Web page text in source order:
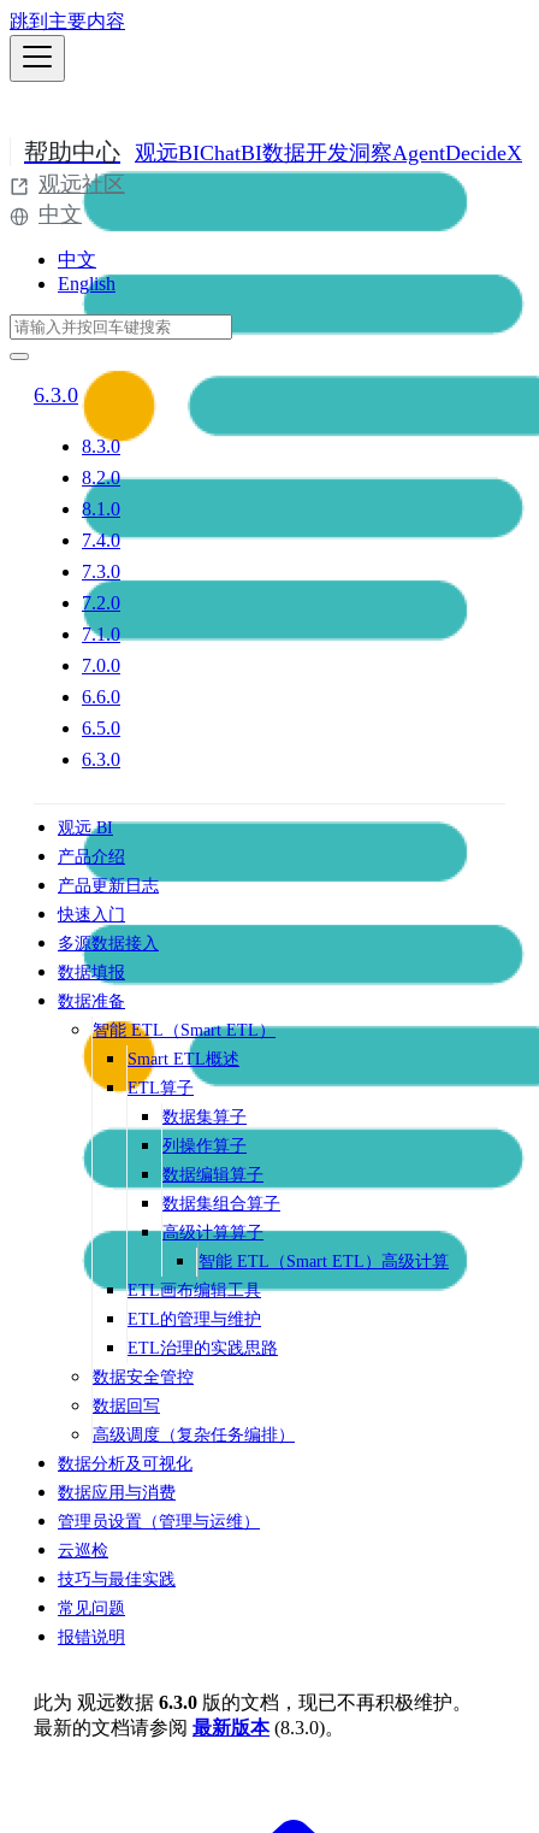
跳到主要内容
帮助中心 观远BIChatBI数据开发洞察AgentDecideX
观远社区
中文
中文
English
6.3.0
8.3.0
8.2.0
8.1.0
7.4.0
7.3.0
7.2.0
7.1.0
7.0.0
6.6.0
6.5.0
6.3.0
观远 BI
产品介绍
产品更新日志
快速入门
多源数据接入
数据填报
数据准备
智能 ETL（Smart ETL）
Smart ETL概述
ETL算子
数据集算子
列操作算子
数据编辑算子
数据集组合算子
高级计算算子
智能 ETL（Smart ETL）高级计算
ETL画布编辑工具
ETL的管理与维护
ETL治理的实践思路
数据安全管控
数据回写
高级调度（复杂任务编排）
数据分析及可视化
数据应用与消费
管理员设置（管理与运维）
云巡检
技巧与最佳实践
常见问题
报错说明
此为 观远数据 6.3.0 版的文档，现已不再积极维护。
最新的文档请参阅 最新版本(8.3.0)。